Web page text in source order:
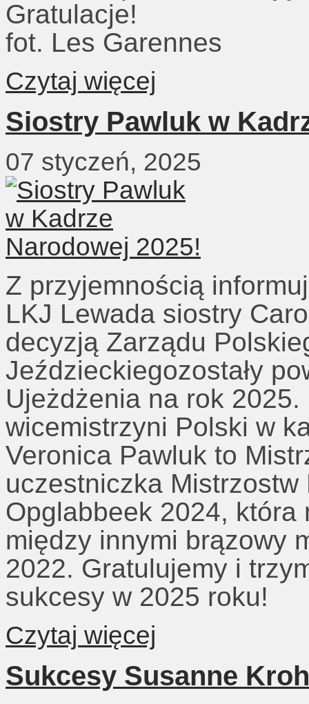
Gratulacje!
fot. Les Garennes
Czytaj więcej
Siostry Pawluk w
07 styczeń, 2025
Z przyjemnością
LKJ Lewada siostry
decyzją Zarządu
Jeździeckiegozostały
Ujeżdżenia na rok
wicemistrzyni Polski w
Veronica Pawluk to
uczestniczka
Opglabbeek 2024,
między innymi brązowy
2022. Gratulujemy i
sukcesy w 2025 roku!
Czytaj więcej
Sukcesy Susanne